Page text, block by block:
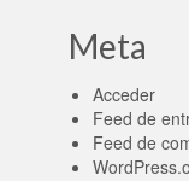
Meta
Acceder
Feed de
Feed de